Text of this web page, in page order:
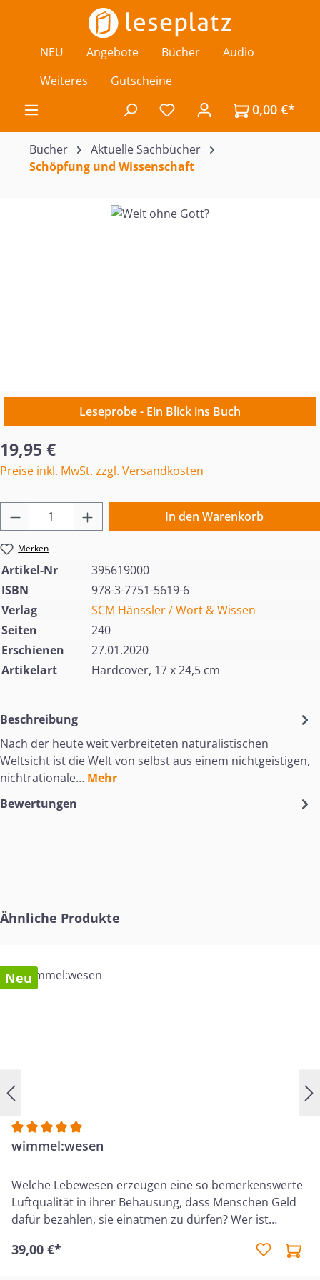
Zum Hauptinhalt springen
NEU Angebote Bücher
Audio
Weiteres
Gutscheine
Du hast 0 Produkte auf
0,00 €*
Bücher
Aktuelle Sachbücher
Schöpfung und Wissenschaft
Bildergalerie überspringen
Leseprobe - Ein Blick ins Buch
Regulärer Preis:
19,95 €
Preise inkl. MwSt. zzgl. Versandkosten
Produkt Anzahl: Gib den gewünschten
In den Warenkorb
Merken
Artikel-Nr
395619000
ISBN
978-3-7751-5619-6
Verlag
SCM Hänssler / Wort & Wissen
Seiten
240
Erschienen
27.01.2020
Artikelart
Hardcover, 17 x 24,5 cm
Beschreibung
Nach der heute weit verbreiteten naturalistischen
Weltsicht ist die Welt von selbst aus einem nichtgeistigen,
nichtrationale… Mehr
Bewertungen
Produktgalerie überspringen
Ähnliche Produkte
Neu
Durchschnittliche Bewertung von 5 von 5 Sternen
wimmel:wesen
Welche Lebewesen erzeugen eine so bemerkenswerte
Luftqualität in ihrer Behausung, dass Menschen Geld
dafür bezahlen, sie einatmen zu dürfen? Wer ist
trockenen Haaren leben und ohne Flüssigkeit
39,00 €*